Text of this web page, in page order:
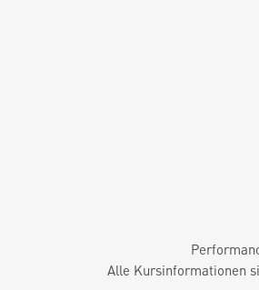
Alle Kursinformationen